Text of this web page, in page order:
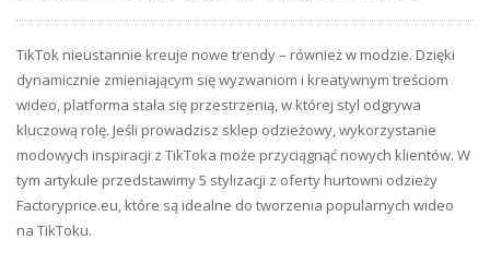
TikTok nieustannie kreuje nowe trendy – również w modzie. Dzięki
dynamicznie zmieniającym się wyzwaniom i kreatywnym treściom
wideo, platforma stała się przestrzenią, w której styl odgrywa
kluczową rolę. Jeśli prowadzisz sklep odzieżowy, wykorzystanie
modowych inspiracji z TikToka może przyciągnąć nowych klientów. W
tym artykule przedstawimy 5 stylizacji z oferty hurtowni odzieży
Factoryprice.eu, które są idealne do tworzenia popularnych wideo
na TikToku.